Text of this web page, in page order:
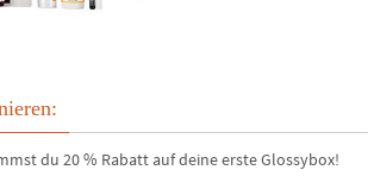
du 20 % Rabatt auf deine erste Glossybox!